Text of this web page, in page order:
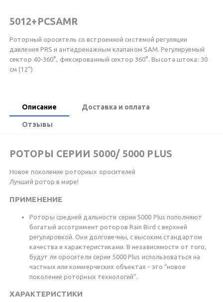
5012+PCSAMR
Роторный ороситель со встроенной системой регуляции
давления PRS и антидренажным клапаном SAM. Регулируемый
сектор 40-360°, фиксированный сектор 360°. Высота штока: 30
см (12”)
Описание Доставка и оплата
Отзывы
РОТОРЫ СЕРИИ 5000/ 5000 PLUS
Новое поколение роторных оросителей
Лучший ротор в мире!
ПРИМЕНЕНИЕ
Роторы средней дальности серии 5000 Plus пополняют
богатый ассотримент роторов Rain Bird с верхней
регулировкой. Они долговечны, с высоким стандартом
качества и характеристиками. В независимости от того,
будут ли оросители серии 5000 Plus использоваться на
частных или коммерческих объектах - это “новое
поколение роторных технологий”.
ХАРАКТЕРИСТИКИ